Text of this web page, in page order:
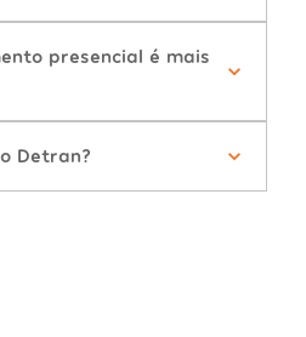
presencial é mais
Detran?